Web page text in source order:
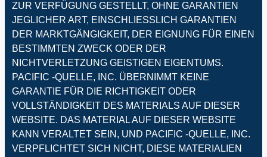
ZUR VERFÜGUNG GESTELLT, OHNE GARANTIEN
JEGLICHER ART, EINSCHLIESSLICH GARANTIEN
DER MARKTGÄNGIGKEIT, DER EIGNUNG FÜR EINEN
BESTIMMTEN ZWECK ODER DER
NICHTVERLETZUNG GEISTIGEN EIGENTUMS.
PACIFIC -QUELLE, INC. ÜBERNIMMT KEINE
GARANTIE FÜR DIE RICHTIGKEIT ODER
VOLLSTÄNDIGKEIT DES MATERIALS AUF DIESER
WEBSITE. DAS MATERIAL AUF DIESER WEBSITE
KANN VERALTET SEIN, UND PACIFIC -QUELLE, INC.
VERPFLICHTET SICH NICHT, DIESE MATERIALIEN